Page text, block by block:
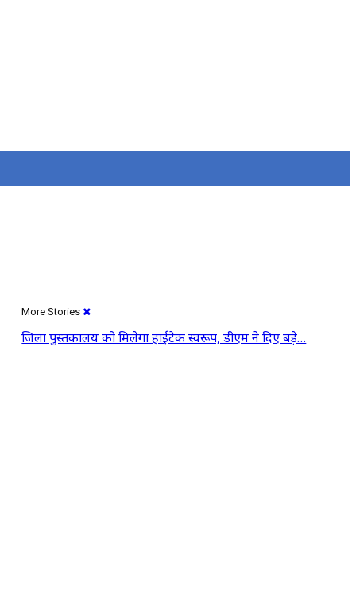
More Stories
जिला पुस्तकालय को मिलेगा हाईटेक स्वरूप, डीएम ने दिए बड़े…